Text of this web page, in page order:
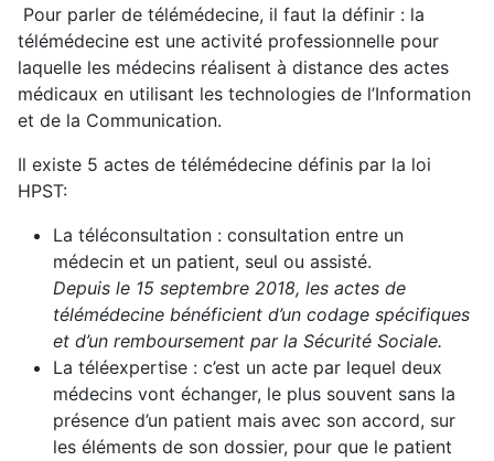
Pour parler de télémédecine, il faut la définir : la
télémédecine est une activité professionnelle pour
laquelle les médecins réalisent à distance des actes
médicaux en utilisant les technologies de l’Information
et de la Communication.
Il existe 5 actes de télémédecine définis par la loi
HPST:
La téléconsultation : consultation entre un
médecin et un patient, seul ou assisté.
Depuis le 15 septembre 2018, les actes de
télémédecine bénéficient d’un codage spécifiques
et d’un remboursement par la Sécurité Sociale.
La téléexpertise : c’est un acte par lequel deux
médecins vont échanger, le plus souvent sans la
présence d’un patient mais avec son accord, sur
les éléments de son dossier, pour que le patient